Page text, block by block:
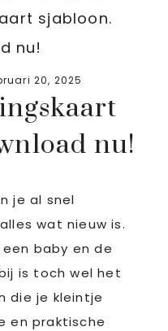
sjabloon.
nu!
20, 2025
nu!
je al snel
wat nieuw is.
baby en de
is toch wel het
die je kleintje
en praktische